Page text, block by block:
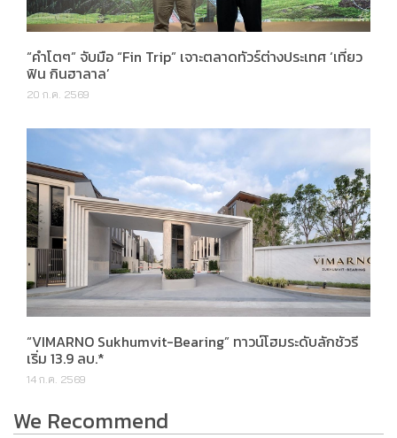
“คำโตๆ” จับมือ “Fin Trip” เจาะตลาดทัวร์ต่างประเทศ ‘เที่ยว
ฟิน กินฮาลาล’
20 ก.ค. 2569
“VIMARNO Sukhumvit-Bearing” ทาวน์โฮมระดับลักชัวรี
เริ่ม 13.9 ลบ.*
14 ก.ค. 2569
We Recommend